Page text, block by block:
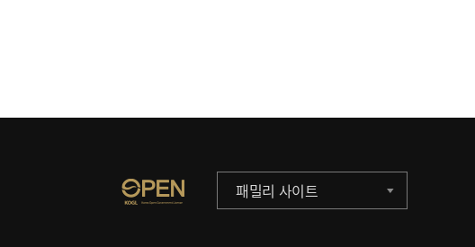
패밀리 사이트